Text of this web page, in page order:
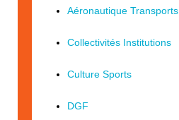
Aéronautique Transports
Collectivités Institutions
Culture Sports
DGF